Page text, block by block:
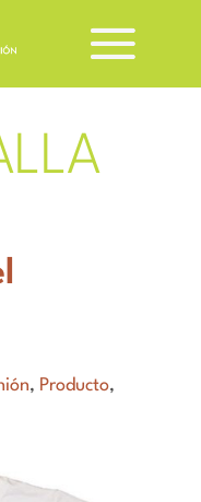
, Producto,